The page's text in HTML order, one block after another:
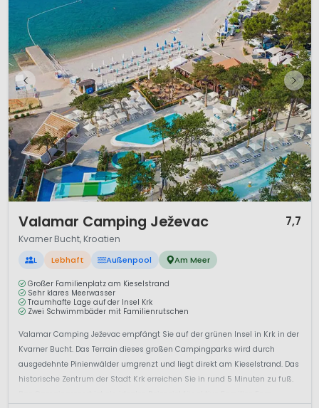
Valamar Camping Ježevac 7,7
Kvarner Bucht, Kroatien
L Lebhaft Außenpool Am Meer
Großer Familienplatz am Kieselstrand
Sehr klares Meerwasser
Traumhafte Lage auf der Insel Krk
Zwei Schwimmbäder mit Familienrutschen
Valamar Camping Ježevac empfängt Sie auf der grünen Insel in Krk in der
Kvarner Bucht. Das Terrain dieses großen Campingparks wird durch
ausgedehnte Pinienwälder umgrenzt und liegt direkt am Kieselstrand. Das
historische Zentrum der Stadt Krk erreichen Sie in rund 5 Minuten zu fuß.